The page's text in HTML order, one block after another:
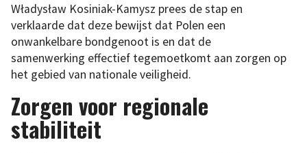
Władysław Kosiniak-Kamysz prees de stap en
verklaarde dat deze bewijst dat Polen een
onwankelbare bondgenoot is en dat de
samenwerking effectief tegemoetkomt aan zorgen op
het gebied van nationale veiligheid.
Zorgen voor regionale
stabiliteit